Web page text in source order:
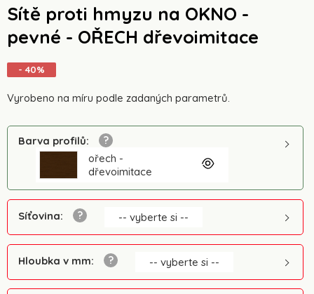
Sítě proti hmyzu na OKNO -
pevné - OŘECH dřevoimitace
- 40%
Vyrobeno na míru podle zadaných parametrů.
Barva profilů:
ořech -
dřevoimitace
Síťovina: -- vyberte si --
Hloubka v mm: -- vyberte si --